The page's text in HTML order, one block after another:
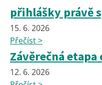
přihlášky právě
15. 6. 2026
Přečíst >
Závěrečná
12. 6. 2026